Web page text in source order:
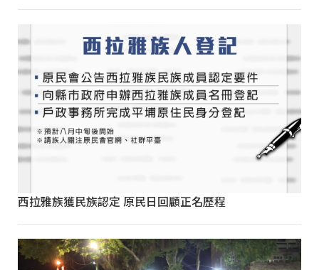
西拉雅族獲民族認定 原民日回顧正名歷程